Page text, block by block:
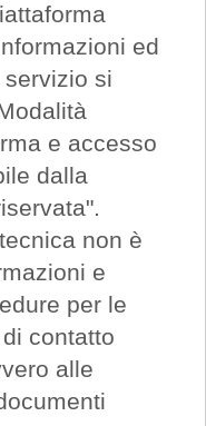
ed
si
e accesso
dalla
non è
e
per le
contatto
alle